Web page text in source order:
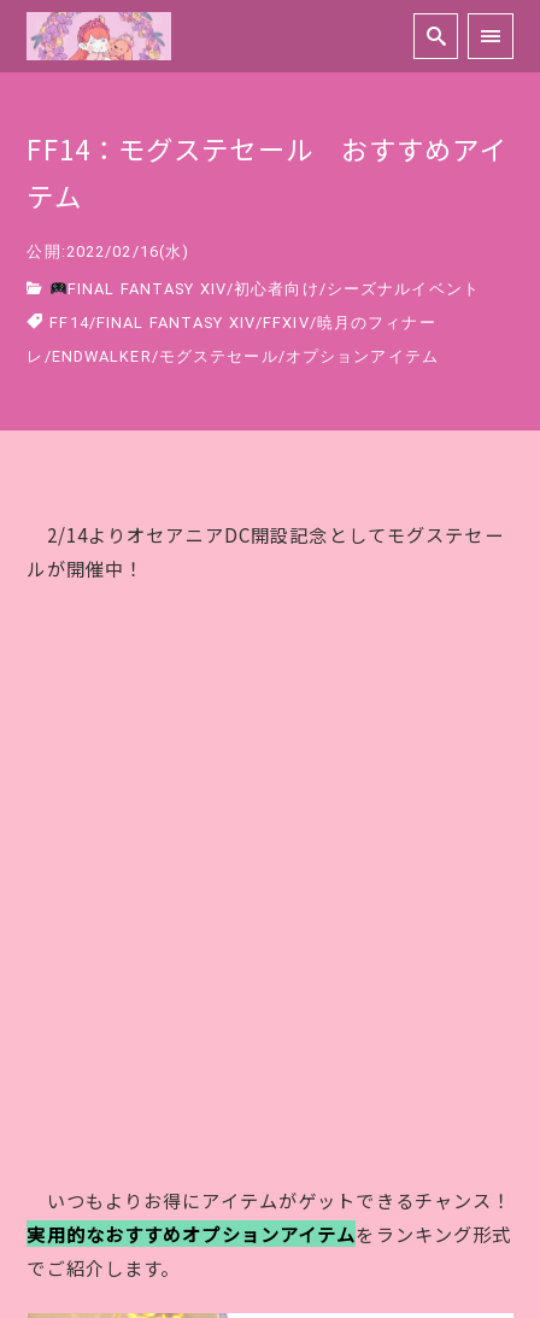
FF14：モグステセール おすすめアイ
テム
公開:2022/02/16(水)
FINAL FANTASY XIV/初心者向け /シーズナルイベント
FF14/FINAL FANTASY XIV/FFXIV/暁月のフィナー
レ /ENDWALKER /モグステセール/オプションアイテム
2/14よりオセアニアDC開設記念としてモグステセー
ルが開催中！
いつもよりお得にアイテムがゲットできるチャンス！
実用的なおすすめオプションアイテムをランキング形式
でご紹介します。